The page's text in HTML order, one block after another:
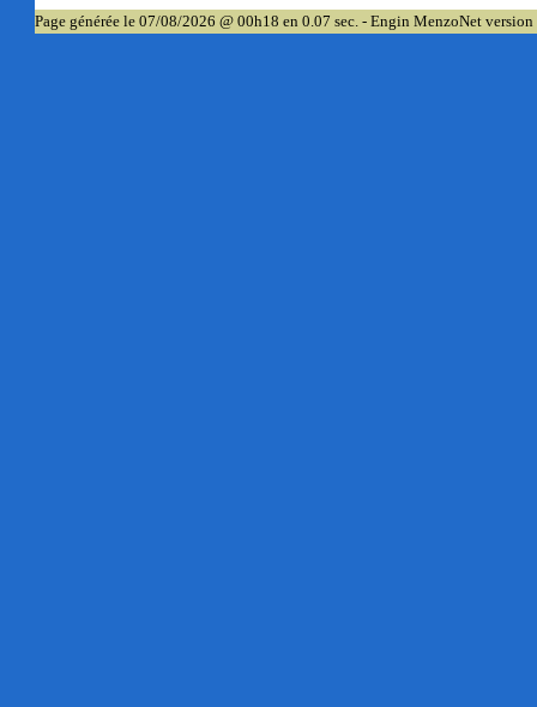
Page générée le 07/08/2026 @ 00h18 en 0.07 sec. - Engin MenzoNet